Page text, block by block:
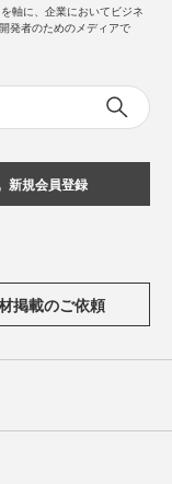
軸に、企業においてビジネ
発者のためのメディアで
新規会員登録
掲載のご依頼